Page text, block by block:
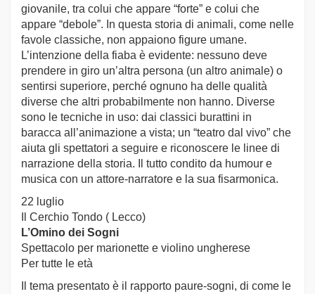
giovanile, tra colui che appare “forte” e colui che
appare “debole”. In questa storia di animali, come nelle
favole classiche, non appaiono figure umane.
L’intenzione della fiaba è evidente: nessuno deve
prendere in giro un’altra persona (un altro animale) o
sentirsi superiore, perché ognuno ha delle qualità
diverse che altri probabilmente non hanno. Diverse
sono le tecniche in uso: dai classici burattini in
baracca all’animazione a vista; un “teatro dal vivo” che
aiuta gli spettatori a seguire e riconoscere le linee di
narrazione della storia. Il tutto condito da humour e
musica con un attore-narratore e la sua fisarmonica.
22 luglio
Il Cerchio Tondo ( Lecco)
L’Omino dei Sogni
Spettacolo per marionette e violino ungherese
Per tutte le età
Il tema presentato è il rapporto paure-sogni, di come le